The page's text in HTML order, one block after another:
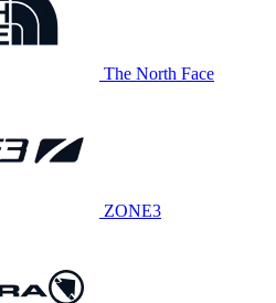
The North Face
ZONE3